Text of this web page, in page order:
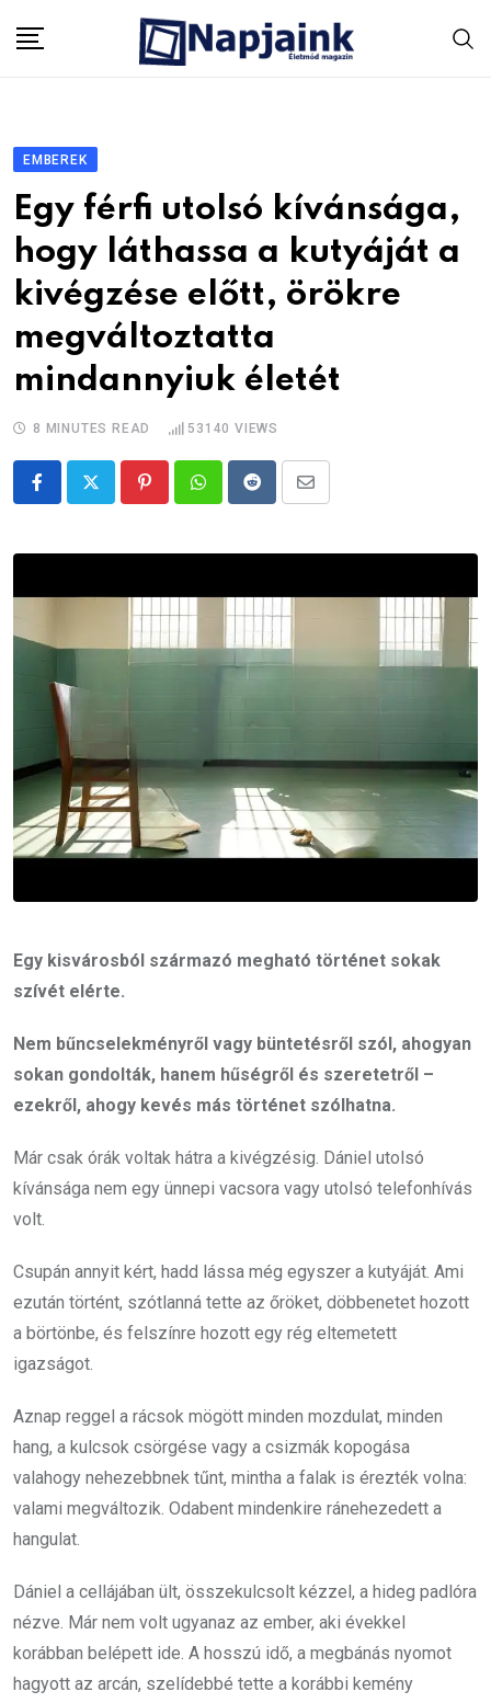
EMBEREK
Egy férfi utolsó kívánsága,
hogy láthassa a kutyáját a
kivégzése előtt, örökre
megváltoztatta
mindannyiuk életét
8 MINUTES READ 53140 VIEWS
PinterestWhatsappRedditShare
Email
Egy kisvárosból származó megható történet sokak
szívét elérte.
Nem bűncselekményről vagy büntetésről szól, ahogyan
sokan gondolták, hanem hűségről és szeretetről –
ezekről, ahogy kevés más történet szólhatna.
Már csak órák voltak hátra a kivégzésig. Dániel utolsó
kívánsága nem egy ünnepi vacsora vagy utolsó telefonhívás
volt.
Csupán annyit kért, hadd lássa még egyszer a kutyáját. Ami
ezután történt, szótlanná tette az őröket, döbbenetet hozott
a börtönbe, és felszínre hozott egy rég eltemetett
igazságot.
Aznap reggel a rácsok mögött minden mozdulat, minden
hang, a kulcsok csörgése vagy a csizmák kopogása
valahogy nehezebbnek tűnt, mintha a falak is érezték volna:
valami megváltozik. Odabent mindenkire ránehezedett a
hangulat.
Dániel a cellájában ült, összekulcsolt kézzel, a hideg padlóra
nézve. Már nem volt ugyanaz az ember, aki évekkel
korábban belépett ide. A hosszú idő, a megbánás nyomot
hagyott az arcán, szelídebbé tette a korábbi kemény